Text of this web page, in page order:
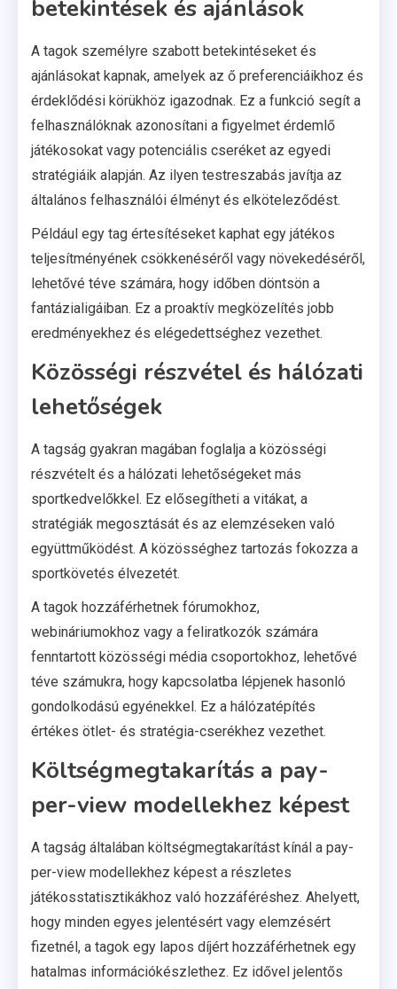
betekintések és ajánlások
A tagok személyre szabott betekintéseket és
ajánlásokat kapnak, amelyek az ő preferenciáikhoz és
érdeklődési körükhöz igazodnak. Ez a funkció segít a
felhasználóknak azonosítani a figyelmet érdemlő
játékosokat vagy potenciális cseréket az egyedi
stratégiáik alapján. Az ilyen testreszabás javítja az
általános felhasználói élményt és elköteleződést.
Például egy tag értesítéseket kaphat egy játékos
teljesítményének csökkenéséről vagy növekedéséről,
lehetővé téve számára, hogy időben döntsön a
fantázialigáiban. Ez a proaktív megközelítés jobb
eredményekhez és elégedettséghez vezethet.
Közösségi részvétel és hálózati
lehetőségek
A tagság gyakran magában foglalja a közösségi
részvételt és a hálózati lehetőségeket más
sportkedvelőkkel. Ez elősegítheti a vitákat, a
stratégiák megosztását és az elemzéseken való
együttműködést. A közösséghez tartozás fokozza a
sportkövetés élvezetét.
A tagok hozzáférhetnek fórumokhoz,
webináriumokhoz vagy a feliratkozók számára
fenntartott közösségi média csoportokhoz, lehetővé
téve számukra, hogy kapcsolatba lépjenek hasonló
gondolkodású egyénekkel. Ez a hálózatépítés
értékes ötlet- és stratégia-cserékhez vezethet.
Költségmegtakarítás a pay-
per-view modellekhez képest
A tagság általában költségmegtakarítást kínál a pay-
per-view modellekhez képest a részletes
játékosstatisztikákhoz való hozzáféréshez. Ahelyett,
hogy minden egyes jelentésért vagy elemzésért
fizetnél, a tagok egy lapos díjért hozzáférhetnek egy
hatalmas információkészlethez. Ez idővel jelentős